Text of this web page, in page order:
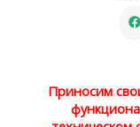
Приносим